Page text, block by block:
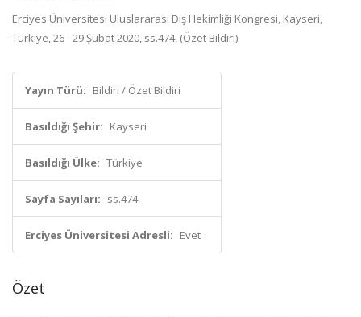
Erciyes Üniversitesi Uluslararası Diş Hekimliği Kongresi, Kayseri,
Türkiye, 26 - 29 Şubat 2020, ss.474, (Özet Bildiri)
Yayın Türü: Bildiri / Özet Bildiri
Basıldığı Şehir: Kayseri
Basıldığı Ülke: Türkiye
Sayfa Sayıları: ss.474
Erciyes Üniversitesi Adresli: Evet
Özet